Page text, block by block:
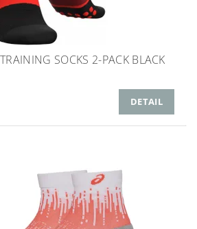
SOCKS 2-PACK BLACK
DETAIL